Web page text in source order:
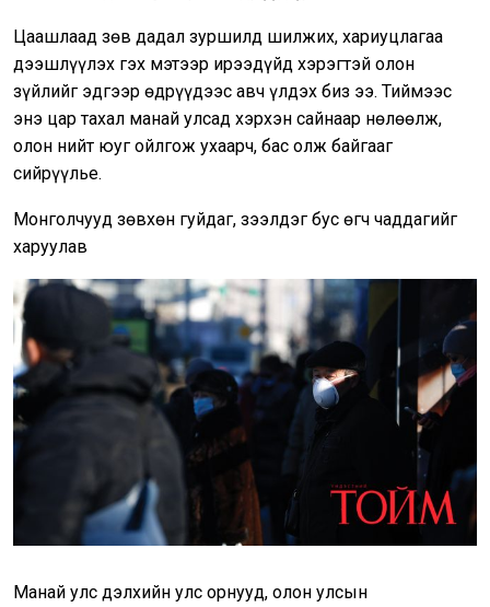
Цаашлаад зөв дадал зуршилд шилжих, хариуцлагаа
дээшлүүлэх гэх мэтээр ирээдүйд хэрэгтэй олон
зүйлийг эдгээр өдрүүдээс авч үлдэх биз ээ. Тиймээс
энэ цар тахал манай улсад хэрхэн сайнаар нөлөөлж,
олон нийт юуг ойлгож ухаарч, бас олж байгааг
сийрүүлье.
Монголчууд зөвхөн гуйдаг, зээлдэг бус өгч чаддагийг
харуулав
Манай улс дэлхийн улс орнууд, олон улсын